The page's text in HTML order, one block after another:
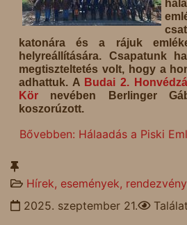
katonára és a rájuk
helyreállítására. Csapatunk
megtiszteltetés volt, hogy a
adhattuk. A Budai 2.
Kör nevében Berlinger
koszorúzott.
Bővebben: Hálaadás a Piski
Hírek, események,
2025. szeptember 21.